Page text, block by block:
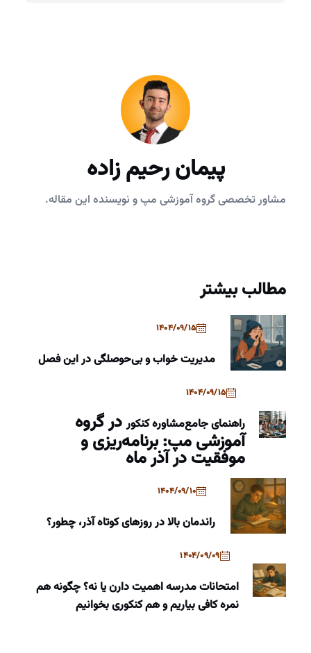
پیمان رحیم زاده
مشاور تخصصی گروه آموزشی مپ و نویسنده این مقاله.
مطالب بیشتر
1404/09/15
مدیریت خواب و بی‌حوصلگی در این فصل
1404/09/15
راهنمای جامعمشاوره کنکوردر گروه
آموزشی مپ: برنامه‌ریزی و
موفقیت در آذر ماه
1404/09/10
راندمان بالا در روزهای کوتاه آذر، چطور؟
1404/09/09
امتحانات مدرسه اهمیت دارن یا نه؟ چگونه هم
نمره کافی بیاریم و هم کنکوری بخوانیم